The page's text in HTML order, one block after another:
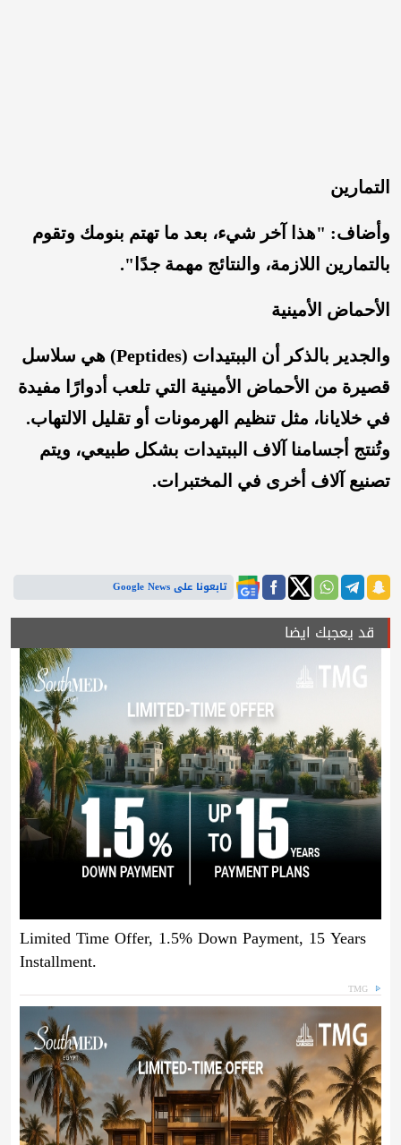
التمارين
وأضاف: "هذا آخر شيء، بعد ما تهتم بنومك وتقوم
بالتمارين اللازمة، والنتائج مهمة جدًا".
الأحماض الأمينية
والجدير بالذكر أن الببتيدات (Peptides) هي سلاسل
قصيرة من الأحماض الأمينية التي تلعب أدوارًا مفيدة
في خلايانا، مثل تنظيم الهرمونات أو تقليل الالتهاب.
وتُنتج أجسامنا آلاف الببتيدات بشكل طبيعي، ويتم
تصنيع آلاف أخرى في المختبرات.
تابعونا على Google News
قد يعجبك ايضا
Limited Time Offer, 1.5% Down Payment, 15 Years
Installment.
TMG